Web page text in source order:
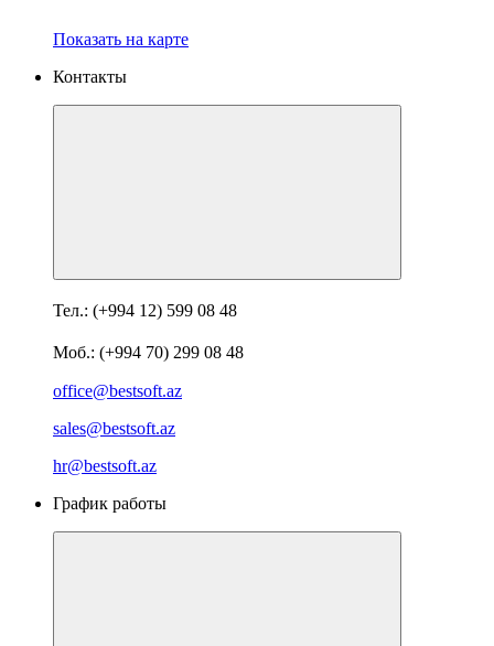
Показать на карте
Контакты
Тел.: (+994 12) 599 08 48
Моб.: (+994 70) 299 08 48
office@bestsoft.az
sales@bestsoft.az
hr@bestsoft.az
График работы